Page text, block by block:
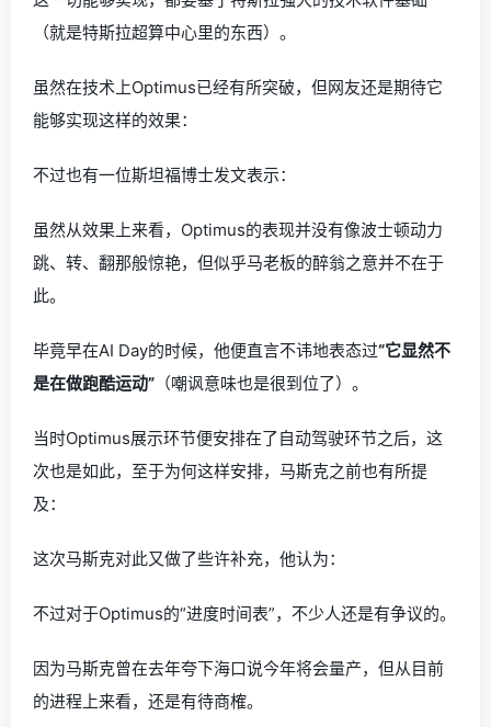
（就是特斯拉超算中心里的东西）。
虽然在技术上Optimus已经有所突破，但网友还是期待它
能够实现这样的效果：
不过也有一位斯坦福博士发文表示：
虽然从效果上来看，Optimus的表现并没有像波士顿动力
跳、转、翻那般惊艳，但似乎马老板的醉翁之意并不在于
此。
毕竟早在AI Day的时候，他便直言不讳地表态过“它显然不
是在做跑酷运动” （嘲讽意味也是很到位了）。
当时Optimus展示环节便安排在了自动驾驶环节之后，这
次也是如此，至于为何这样安排，马斯克之前也有所提
及：
这次马斯克对此又做了些许补充，他认为：
不过对于Optimus的“进度时间表”，不少人还是有争议的。
因为马斯克曾在去年夸下海口说今年将会量产，但从目前
的进程上来看，还是有待商榷。